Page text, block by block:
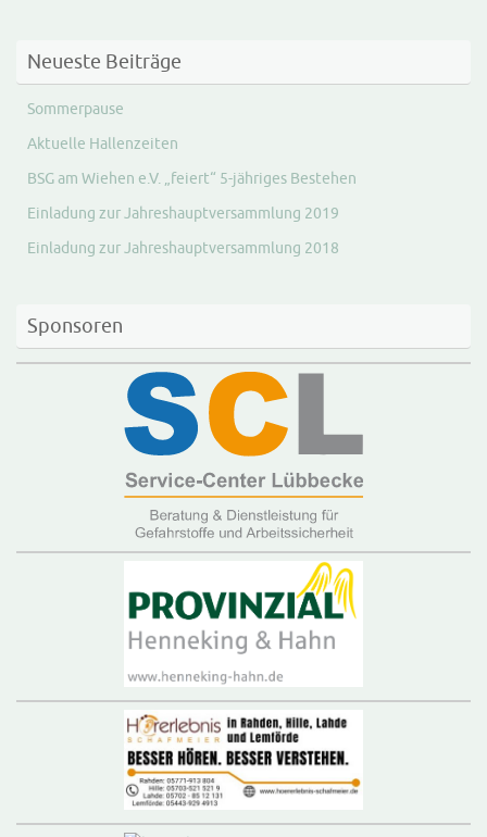
Neueste Beiträge
Sommerpause
Aktuelle Hallenzeiten
BSG am Wiehen e.V. „feiert“ 5-jähriges Bestehen
Einladung zur Jahreshauptversammlung 2019
Einladung zur Jahreshauptversammlung 2018
Sponsoren